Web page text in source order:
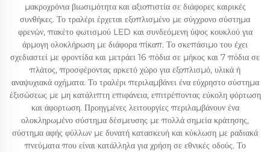
μακροχρόνια βιωσιμότητα και αξιοπιστία σε διάφορες καιρικές
συνθήκες. Το τραλέρι έρχεται εξοπλισμένο με σύγχρονο σύστημα
φρενών, πακέτο φωτισμού LED και συνδεόμενη ύψος κουκλού για
άρμογη ολοκλήρωση με διάφορα πίκαπ. Το σκεπάσιμο του έχει
σχεδιαστεί με φροντίδα και μετράει 16 πόδια σε μήκος και 7 πόδια σε
πλάτος, προσφέροντας αρκετό χώρο για εξοπλισμό, υλικά ή
αναψυχιακά οχήματα. Το τραλέρι περιλαμβάνει ένα εύχρηστο σύστημα
έξισώσεως με μη κατάλιπτη επιφάνεια, επιτρέποντας εύκολη φόρτωση
και άφορτωση. Προηγμένες λειτουργίες περιλαμβάνουν ένα
ολοκληρωμένο σύστημα δέσμευσης με πολλά σημεία κράτησης,
σύστημα αφής φύλλων με δυνατή κατασκευή και κύκλωση με ραδιακά
πνεύματα που είναι κατάλληλα για χρήση σε εθνικές οδούς. Το